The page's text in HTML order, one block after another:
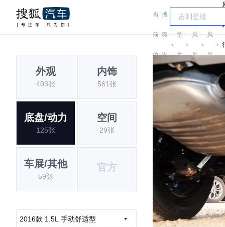
当
前
位
置:
搜
狐
汽
＞
车
型
大
全
＞
东
风
风
行
＞
风
风
行
＞
外观
403张
内饰
561张
底盘/动力
125张
空间
29张
车展/其他
59张
官方
2016款 1.5L 手动舒适型